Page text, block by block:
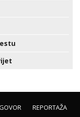
REPORTAŽA